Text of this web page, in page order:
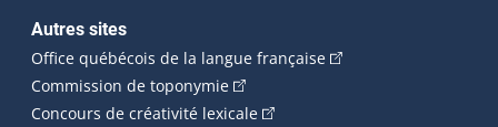
Autres sites
Office québécois de la langue française(Cet hyperlien
Commission de toponymie(Cet hyperlien externe s'ouvrira
Concours de créativité lexicale(Cet hyperlien externe